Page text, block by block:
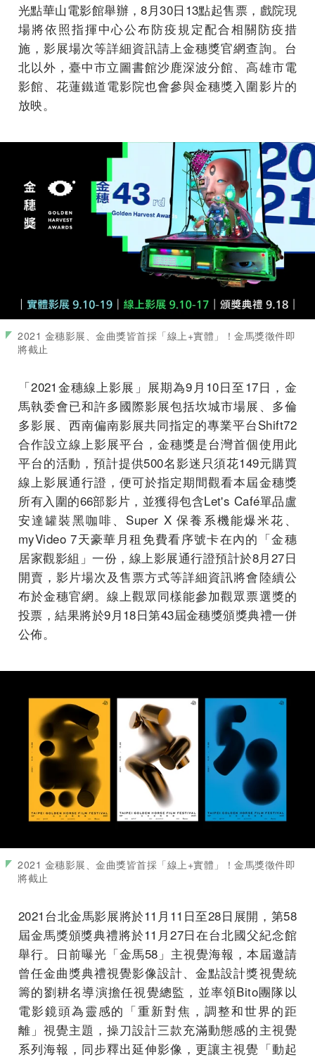
光點華山電影館舉辦，8月30日13點起售票，戲院現
場將依照指揮中心公布防疫規定配合相關防疫措
施，影展場次等詳細資訊請上金穗獎官網查詢。台
北以外，臺中市立圖書館沙鹿深波分館、高雄市電
影館、花蓮鐵道電影院也會參與金穗獎入圍影片的
放映。
2021 金穗影展、金曲獎皆首採「線上+實體」！金馬獎徵件即
將截止
「2021金穗線上影展」展期為9月10日至17日，金
馬執委會已和許多國際影展包括坎城市場展、多倫
多影展、西南偏南影展共同指定的專業平台Shift72
合作設立線上影展平台，金穗獎是台灣首個使用此
平台的活動，預計提供500名影迷只須花149元購買
線上影展通行證，便可於指定期間觀看本屆金穗獎
所有入圍的66部影片，並獲得包含Let's Café單品盧
安達罐裝黑咖啡、Super X 保養系機能爆米花、
myVideo 7天豪華月租免費看序號卡在內的「金穗
居家觀影組」一份，線上影展通行證預計於8月27日
開賣，影片場次及售票方式等詳細資訊將會陸續公
布於金穗官網。線上觀眾同樣能參加觀眾票選獎的
投票，結果將於9月18日第43屆金穗獎頒獎典禮一併
公佈。
2021 金穗影展、金曲獎皆首採「線上+實體」！金馬獎徵件即
將截止
2021台北金馬影展將於11月11日至28日展開，第58
屆金馬獎頒獎典禮將於11月27日在台北國父紀念館
舉行。日前曝光「金馬58」主視覺海報，本屆邀請
曾任金曲獎典禮視覺影像設計、金點設計獎視覺統
籌的劉耕名導演擔任視覺總監，並率領Bito團隊以
電影鏡頭為靈感的「重新對焦，調整和世界的距
離」視覺主題，操刀設計三款充滿動態感的主視覺
系列海報，同步釋出延伸影像，更讓主視覺「動起